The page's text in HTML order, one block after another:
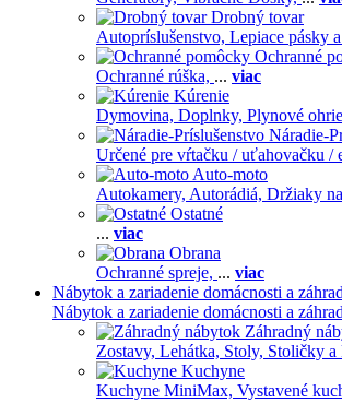
Drobný tovar
Autopríslušenstvo, Lepiace pásky
Ochranné
Ochranné rúška, ... viac
Kúrenie
Dymovina, Doplnky, Plynové
Náradie-
Určené pre vŕtačku / uťahovačku /
Auto-moto
Autokamery, Autorádiá, Držiaky
Ostatné
... viac
Obrana
Ochranné spreje, ... viac
Nábytok a zariadenie domácnosti a
Nábytok a zariadenie domácnosti a
Záhradný
Zostavy, Lehátka, Stoly, Stoličky a
Kuchyne
Kuchyne MiniMax, Vystavené